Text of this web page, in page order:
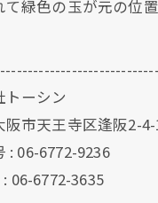
緑色の玉が元の位
トーシン
阪市天王寺区逢阪2-
: 06-6772-9236
: 06-6772-3635